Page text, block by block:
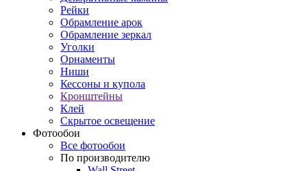
Рейки
Обрамление арок
Обрамление зеркал
Уголки
Орнаменты
Ниши
Кессоны и купола
Кронштейны
Клей
Скрытое освещение
Фотообои
Все фотообои
По производителю